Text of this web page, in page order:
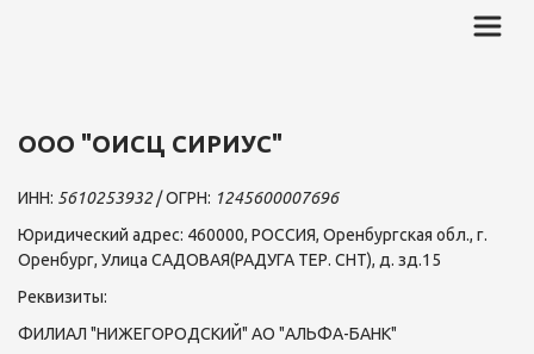
ООО "ОИСЦ СИРИУС"
ИНН: 5610253932 / ОГРН: 1245600007696
Юридический адрес: 460000, РОССИЯ, Оренбургская обл., г.
Оренбург, Улица САДОВАЯ(РАДУГА ТЕР. СНТ), д. зд.15
Реквизиты:
ФИЛИАЛ "НИЖЕГОРОДСКИЙ" АО "АЛЬФА-БАНК"